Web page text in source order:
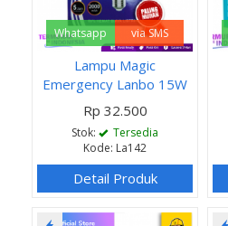
Whatsapp via SMS
Lampu Magic
Emergency Lanbo 15W
Rp 32.500
Stok:
Tersedia
Kode: La142
Detail Produk